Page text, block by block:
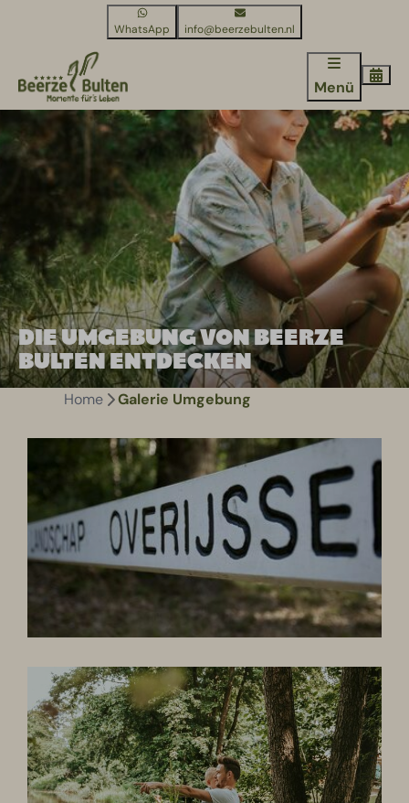
WhatsApp info@beerzebulten.nl
Menü
DIE UMGEBUNG VON BEERZE
BULTEN ENTDECKEN
Home Galerie Umgebung